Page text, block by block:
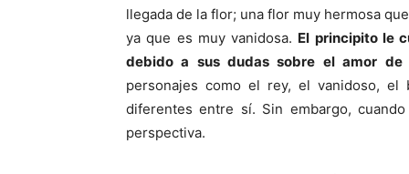
llegada de la flor; una flor muy hermosa
ya que es muy vanidosa. El principito le
debido a sus dudas sobre el amor
personajes como el rey, el vanidoso,
diferentes entre sí. Sin embargo,
perspectiva.